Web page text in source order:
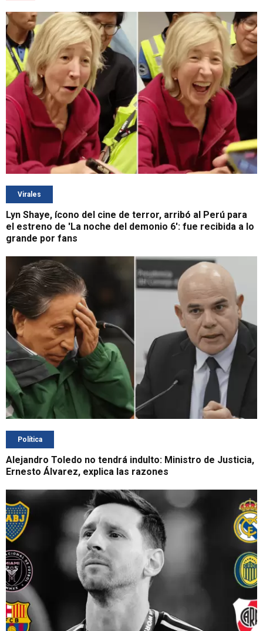
Virales
Lyn Shaye, ícono del cine de terror, arribó al Perú para
el estreno de 'La noche del demonio 6': fue recibida a lo
grande por fans
Política
Alejandro Toledo no tendrá indulto: Ministro de Justicia,
Ernesto Álvarez, explica las razones